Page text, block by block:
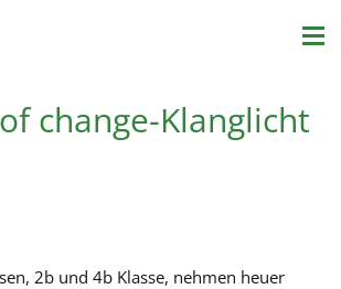
change-Klanglicht
2b und 4b Klasse, nehmen heuer